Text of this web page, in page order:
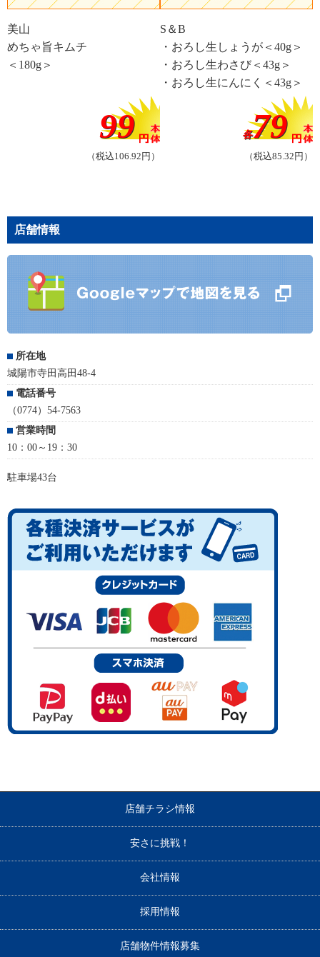
美山
めちゃ旨キムチ
＜180g＞
99
（税込106.92円）
S＆B
・おろし生しょうが＜40g＞
・おろし生わさび＜43g＞
・おろし生にんにく＜43g＞
各79
（税込85.32円）
店舗情報
所在地
城陽市寺田高田48-4
電話番号
（0774）54-7563
営業時間
10：00～19：30
駐車場43台
店舗チラシ情報
安さに挑戦！
会社情報
採用情報
店舗物件情報募集